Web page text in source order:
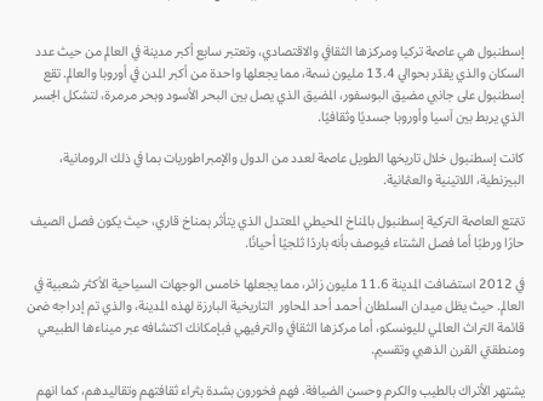
إسطنبول هي عاصمة تركيا ومركزها الثقافي والاقتصادي، وتعتبر سابع أكبر مدينة في العالم من حيث عدد
السكان والذي يقدّر بحوالي 13.4 مليون نسمة، مما يجعلها واحدة من أكبر المدن في أوروبا والعالم. تقع
إسطنبول على جانبي مضيق البوسفور، المضيق الذي يصل بين البحر الأسود وبحر مرمرة، لتشكل الجسر
الذي يربط بين آسيا وأوروبا جسديًا وثقافيًا.
كانت إسطنبول خلال تاريخها الطويل عاصمة لعدد من الدول والإمبراطوريات بما في ذلك الرومانية،
البيزنطية، اللاتينية والعثمانية.
تتمتع العاصمة التركية إسطنبول بالمناخ المحيطي المعتدل الذي يتأثر بمناخ قاري، حيث يكون فصل الصيف
حارًا ورطبًا أما فصل الشتاء فيوصف بأنه باردًا ثلجيًا أحيانًا.
في 2012 استضافت المدينة 11.6 مليون زائر، مما يجعلها خامس الوجهات السياحية الأكثر شعبية في
العالم. حيث يظل ميدان السلطان أحمد أحد المحاور التاريخية البارزة لهذه المدينة، والذي تم إدراجه ضمن
قائمة التراث العالمي لليونسكو، أما مركزها الثقافي والترفيهي فبإمكانك اكتشافه عبر ميناءها الطبيعي
ومنطقتي القرن الذهبي وتقسيم.
يشتهر الأتراك بالطيب والكرم وحسن الضيافة. فهم فخورون بشدة بثراء ثقافتهم وتقاليدهم، كما انهم